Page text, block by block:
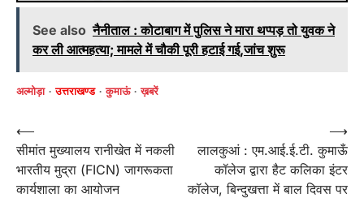
See also नैनीताल : कोटाबाग में पुलिस ने मारा थप्पड़ तो युवक ने
कर ली आत्महत्या; मामले में चौकी पूरी हटाई गई,जांच शुरू
अल्मोड़ा उत्तराखण्ड कुमाऊं ख़बरें
Post
navigation
⟵
सीमांत मुख्यालय रानीखेत में नकली
भारतीय मुद्रा (FICN) जागरूकता
कार्यशाला का आयोजन
लालकुआं : एम.आई.ई.टी. कुमाऊँ
कॉलेज द्वारा हैट कलिका इंटर
कॉलेज, बिन्दुखत्ता में बाल दिवस पर
⟶